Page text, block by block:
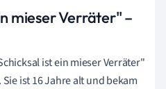
mieser Verräter" –
ist ein mieser Verräter"
ist 16 Jahre alt und bekam